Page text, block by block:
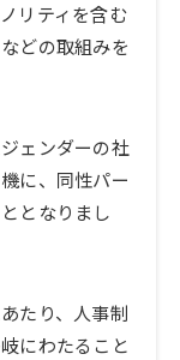
リティを含む
どの取組みを
ェンダーの社
に、同性パー
となりまし
たり、人事制
にわたること